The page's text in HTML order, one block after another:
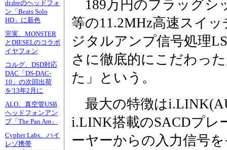
dr.dreのヘッドフォ
ン「Beats Solo
HD」に新色
完実、MONSTER
とDIESELのコラボ
イヤフォン
コルグ、DSD対応
DAC「DS-DAC-
10」の次回出荷
を'13年2月に
ALO、真空管USB
ヘッドフォンアン
プ「The Pan Am」
Cypher Labs、ハイ
レゾ携帯
189万円のフラッグシ
等の11.2MHz高速スイ
ジタルアンプ信号処理
さに徹底的にこだわっ
た」という。
最大の特徴は
i.LINK搭載のSACDプレ
ーヤーからの入力信号